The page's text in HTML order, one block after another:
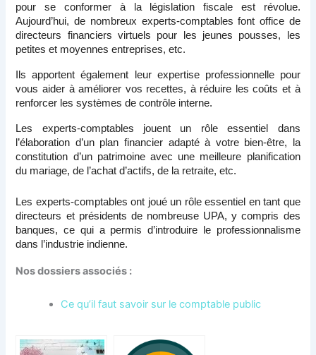
pour se conformer à la législation fiscale est révolue.
Aujourd’hui, de nombreux experts-comptables font office de
directeurs financiers virtuels pour les jeunes pousses, les
petites et moyennes entreprises, etc.
Ils apportent également leur expertise professionnelle pour
vous aider à améliorer vos recettes, à réduire les coûts et à
renforcer les systèmes de contrôle interne.
Les experts-comptables jouent un rôle essentiel dans
l’élaboration d’un plan financier adapté à votre bien-être, la
constitution d’un patrimoine avec une meilleure planification
du mariage, de l’achat d’actifs, de la retraite, etc.
Les experts-comptables ont joué un rôle essentiel en tant que
directeurs et présidents de nombreuse UPA, y compris des
banques, ce qui a permis d’introduire le professionnalisme
dans l’industrie indienne.
Nos dossiers associés :
Ce qu’il faut savoir sur le comptable public